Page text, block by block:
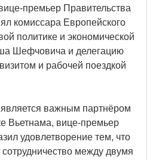
премьер Правительства
комиссара Европейского
политике и экономической
Шефчовича и делегацию
и рабочей поездкой
важным партнёром
Вьетнама, вице-премьер
удовлетворение тем, что
между двумя